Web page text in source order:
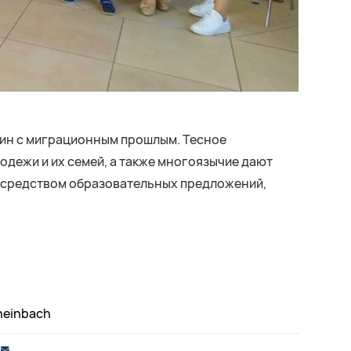
с миграционным прошлым. Тесное
и их семей, а также многоязычие дают
образовательных предложений,